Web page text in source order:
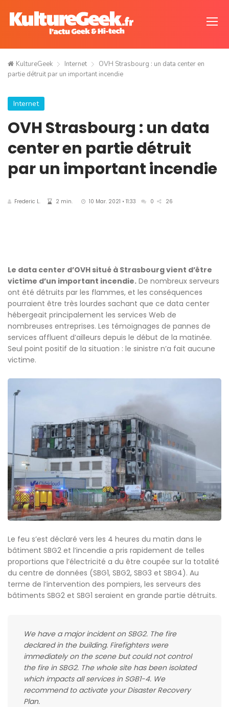
KultureGeek Internet
OVH Strasbourg : un data center en
partie détruit par un important incendie
Internet
OVH Strasbourg : un data
center en partie détruit
par un important incendie
Frederic L. 2 min. 10 Mar. 2021 • 11:33 0 26
Le data center d’OVH situé à Strasbourg vient d’être
victime d’un important incendie. De nombreux serveurs
ont été détruits par les flammes, et les conséquences
pourraient être très lourdes sachant que ce data center
hébergeait principalement les services Web de
nombreuses entreprises. Les témoignages de pannes de
services affluent d’ailleurs depuis le début de la matinée.
Seul point positif de la situation : le sinistre n’a fait aucune
victime.
Le feu s’est déclaré vers les 4 heures du matin dans le
bâtiment SBG2 et l’incendie a pris rapidement de telles
proportions que l’électricité a du être coupée sur la totalité
du centre de données (SBG1, SBG2, SBG3 et SBG4). Au
terme de l’intervention des pompiers, les serveurs des
bâtiments SBG2 et SBG1 seraient en grande partie détruits.
We have a major incident on SBG2. The fire
declared in the building. Firefighters were
immediately on the scene but could not control
the fire in SBG2. The whole site has been isolated
which impacts all services in SGB1-4. We
recommend to activate your Disaster Recovery
Plan.